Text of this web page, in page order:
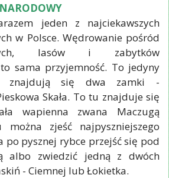
jeden z najciekawszych
w Polsce. Wędrowanie pośród
lasów i zabytków
sama przyjemność. To jedyny
znajdują się dwa zamki -
Skała. To tu znajduje się
wapienna zwana Maczugą
zjeść najpyszniejszego
po pysznej rybce przejść się pod
albo zwiedzić jedną z dwóch
- Ciemnej lub Łokietka.